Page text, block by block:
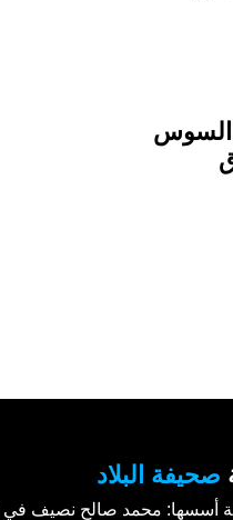
السوس
صحيفة البلاد